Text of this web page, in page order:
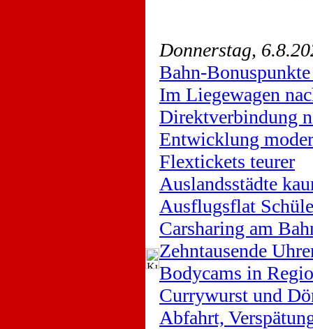
Donnerstag,
Bahn-
Im Liegewagen
Direktverbindung
Entwicklung
Flextickets teurer
Auslandsstädte
Ausflugsflat
Carsharing am
Zehntausende
Bodycams in
Currywurst und
Abfahrt,